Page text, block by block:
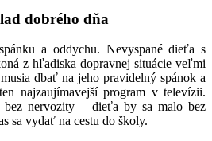
dobrého dňa
a oddychu. Nevyspané dieťa s
z hľadiska dopravnej situácie veľmi
dbať na jeho pravidelný spánok a
najzaujímavejší program v televízii.
nervozity – dieťa by sa malo bez
sa vydať na cestu do školy.